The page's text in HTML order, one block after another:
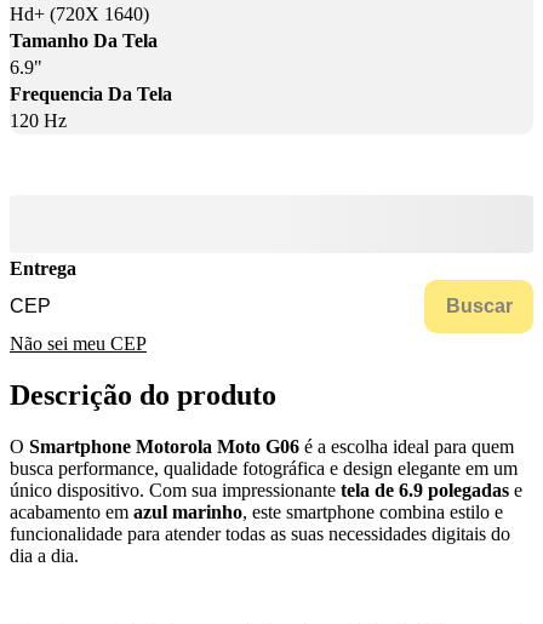
Hd+ (720X 1640)
Tamanho Da Tela
6.9"
Frequencia Da Tela
120 Hz
Entrega
Buscar
Não sei meu CEP
Descrição do produto
O Smartphone Motorola Moto G06 é a escolha ideal para quem
busca performance, qualidade fotográfica e design elegante em um
único dispositivo. Com sua impressionante tela de 6.9 polegadas e
acabamento em azul marinho, este smartphone combina estilo e
funcionalidade para atender todas as suas necessidades digitais do
dia a dia.